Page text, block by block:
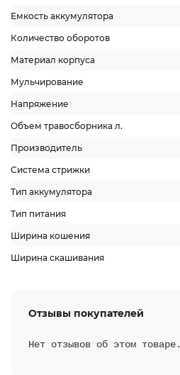
Емкость аккумулятора
Количество оборотов
Материал корпуса
Мульчирование
Напряжение
Объем травосборника л.
Производитель
Система стрижки
Тип аккумулятора
Тип питания
Ширина кошения
Ширина скашивания
Отзывы покупателей
Нет отзывов об этом товаре.